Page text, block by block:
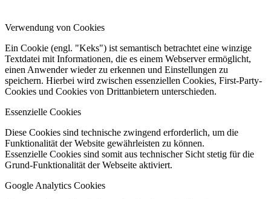
Verwendung von Cookies
Ein Cookie (engl. "Keks") ist semantisch betrachtet eine winzige
Textdatei mit Informationen, die es einem Webserver ermöglicht,
einen Anwender wieder zu erkennen und Einstellungen zu
speichern. Hierbei wird zwischen essenziellen Cookies, First-Party-
Cookies und Cookies von Drittanbietern unterschieden.
Essenzielle Cookies
Diese Cookies sind technische zwingend erforderlich, um die
Funktionalität der Website gewährleisten zu können.
Essenzielle Cookies sind somit aus technischer Sicht stetig für die
Grund-Funktionalität der Webseite aktiviert.
Google Analytics Cookies